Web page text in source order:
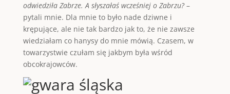
odwiedziła Zabrze. A słyszałaś wcześniej o Zabrzu?–
pytali mnie. Dla mnie to było nade dziwne i
krępujące, ale nie tak bardzo jak to, że nie zawsze
wiedziałam co hanysy do mnie mówią. Czasem, w
towarzystwie czułam się jakbym była wśród
obcokrajowców.